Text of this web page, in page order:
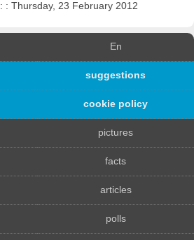
: : Thursday, 23 February 2012
En
suggestions
cookie policy
pictures
facts
articles
polls